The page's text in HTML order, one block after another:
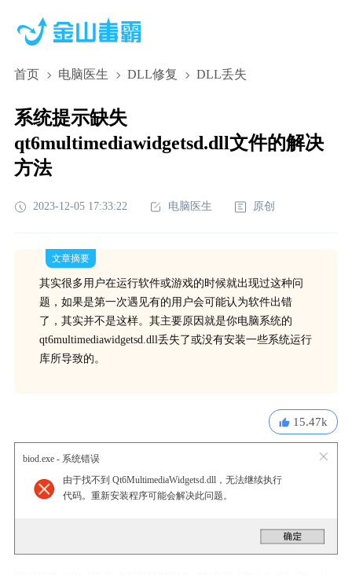
首页 电脑医生 DLL修复 DLL丢失
系统提示缺失
qt6multimediawidgetsd.dll文件的解决
方法
2023-12-05 17:33:22 电脑医生 原创
文章摘要
其实很多用户在运行软件或游戏的时候就出现过这种问
题，如果是第一次遇见有的用户会可能认为软件出错
了，其实并不是这样。其主要原因就是你电脑系统的
qt6multimediawidgetsd.dll丢失了或没有安装一些系统运行
库所导致的。
15.47k
biod.exe - 系统错误
由于找不到 Qt6MultimediaWidgetsd.dll，无法继续执行
代码。重新安装程序可能会解决此问题。